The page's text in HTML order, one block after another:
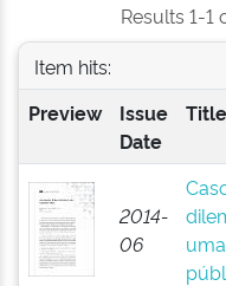
Results 1-1
Item hits:
Preview
Issue
Date
Title
2014-
06